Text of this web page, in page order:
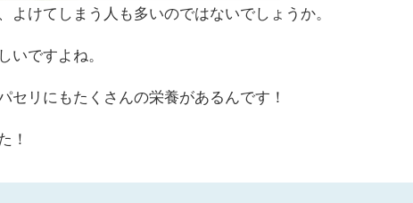
けてしまう人も多いのではないでしょうか。
いですよね。
セリにもたくさんの栄養があるんです！
！